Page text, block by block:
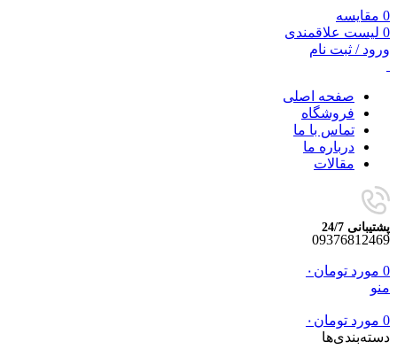
0 مقایسه
0 لیست علاقمندی
ورود / ثبت نام
صفحه اصلی
فروشگاه
تماس با ما
درباره ما
مقالات
پشتیبانی 24/7
09376812469
0 مورد تومان ۰
منو
0 مورد تومان ۰
دسته‌بندی‌ها